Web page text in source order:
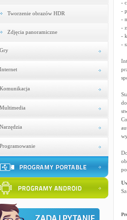
Tworzenie obrazów HDR
Zdjęcia panoramiczne
Gry
Internet
Komunikacja
Multimedia
Narzędzia
Programowanie
-
-
-
-
-
-